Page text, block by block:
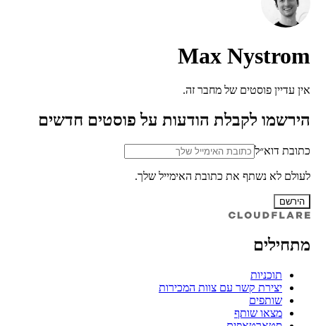
Max Nystrom
אין עדיין פוסטים של מחבר זה.
הירשמו לקבלת הודעות על פוסטים חדשים
כתובת דוא״ל
לעולם לא נשתף את כתובת האימייל שלך.
הירשם
מתחילים
תוכניות
יצירת קשר עם צוות המכירות
שותפים
מצאו שותף